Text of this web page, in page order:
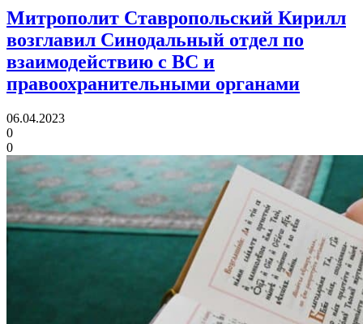
Митрополит Ставропольский Кирилл
возглавил Синодальный отдел по
взаимодействию с ВС и
правоохранительными органами
06.04.2023
0
0